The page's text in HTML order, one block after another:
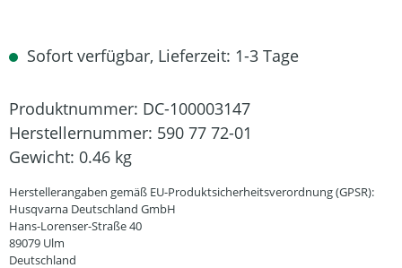
Sofort verfügbar, Lieferzeit: 1-3 Tage
Produktnummer: DC-100003147
Herstellernummer: 590 77 72-01
Gewicht: 0.46 kg
Herstellerangaben gemäß EU-Produktsicherheitsverordnung (GPSR):
Husqvarna Deutschland GmbH
Hans-Lorenser-Straße 40
89079 Ulm
Deutschland